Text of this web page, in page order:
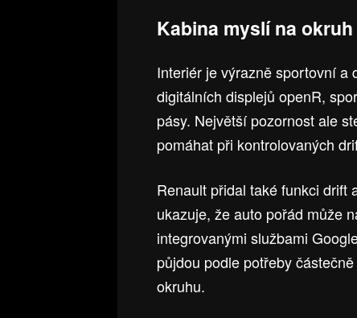
Kabina myslí na okruh
Interiér je výrazně sportovní a
digitálních displejů openR,
pásy. Největší pozornost ale
pomáhat při kontrolovaných
Renault přidal také funkci drift
ukazuje, že auto pořád může
integrovanými službami
půjdou podle potřeby
okruhu.